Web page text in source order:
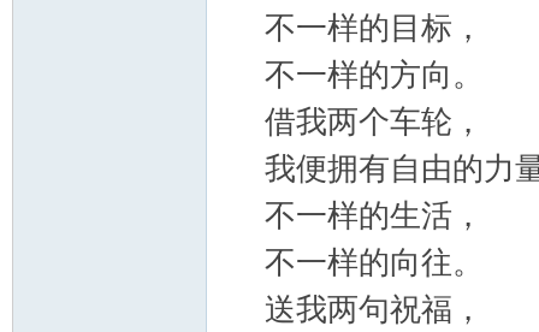
不一样的目标，
不一样的方向。
借我两个车轮，
我便拥有自由的力
不一样的生活，
不一样的向往。
送我两句祝福，